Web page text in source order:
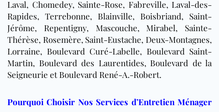
Laval, Chomedey, Sainte-Rose, Fabreville, Laval-des-
Rapides, Terrebonne, Blainville, Boisbriand, Saint-
Jérôme, Repentigny, Mascouche, Mirabel, Sainte-
Thérèse, Rosemère, Saint-Eustache, Deux-Montagnes,
Lorraine, Boulevard Curé-Labelle, Boulevard Saint-
Martin, Boulevard des Laurentides, Boulevard de la
Seigneurie et Boulevard René-A.-Robert.
Pourquoi Choisir Nos Services d’Entretien Ménager